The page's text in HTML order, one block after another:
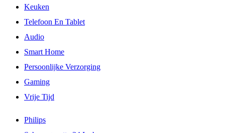
Keuken
Telefoon En Tablet
Audio
Smart Home
Persoonlijke Verzorging
Gaming
Vrije Tijd
Philips